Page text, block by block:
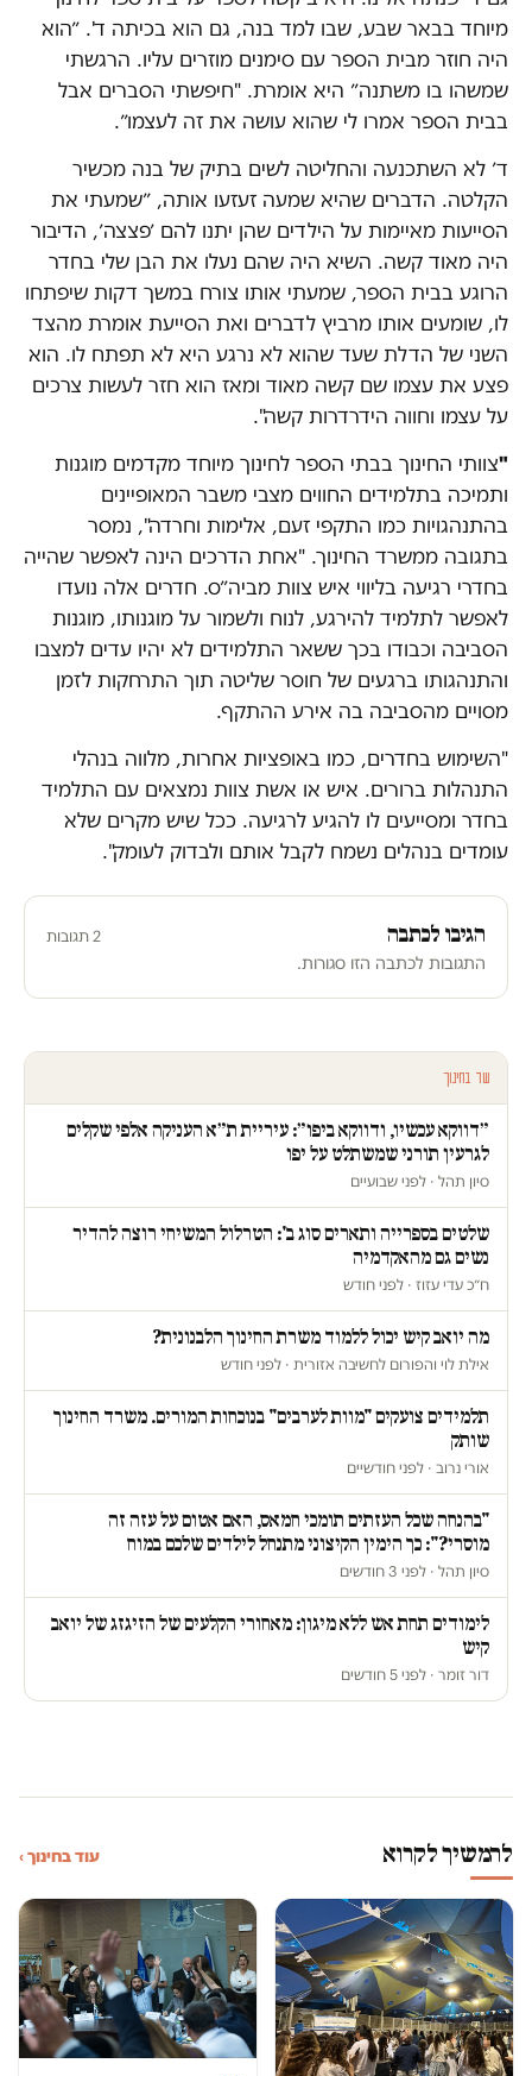
מיוחד בבאר שבע, שבו למד בנה, גם הוא בכיתה ד'. ״הוא
היה חוזר מבית הספר עם סימנים מוזרים עליו. הרגשתי
שמשהו בו משתנה״ היא אומרת. "חיפשתי הסברים אבל
בבית הספר אמרו לי שהוא עושה את זה לעצמו״.
ד׳ לא השתכנעה והחליטה לשים בתיק של בנה מכשיר
הקלטה. הדברים שהיא שמעה זעזעו אותה, ״שמעתי את
הסייעות מאיימות על הילדים שהן יתנו להם ׳פצצה׳, הדיבור
היה מאוד קשה. השיא היה שהם נעלו את הבן שלי בחדר
הרוגע בבית הספר, שמעתי אותו צורח במשך דקות שיפתחו
לו, שומעים אותו מרביץ לדברים ואת הסייעת אומרת מהצד
השני של הדלת שעד שהוא לא נרגע היא לא תפתח לו. הוא
פצע את עצמו שם קשה מאוד ומאז הוא חזר לעשות צרכים
על עצמו וחווה הידרדרות קשה".
"צוותי החינוך בבתי הספר לחינוך מיוחד מקדמים מוגנות
ותמיכה בתלמידים החווים מצבי משבר המאופיינים
בהתנהגויות כמו התקפי זעם, אלימות וחרדה", נמסר
בתגובה ממשרד החינוך. "אחת הדרכים הינה לאפשר שהייה
בחדרי רגיעה בליווי איש צוות מביה״ס. חדרים אלה נועדו
לאפשר לתלמיד להירגע, לנוח ולשמור על מוגנותו, מוגנות
הסביבה וכבודו בכך ששאר התלמידים לא יהיו עדים למצבו
והתנהגותו ברגעים של חוסר שליטה תוך התרחקות לזמן
מסויים מהסביבה בה אירע ההתקף.
"השימוש בחדרים, כמו באופציות אחרות, מלווה בנהלי
התנהלות ברורים. איש או אשת צוות נמצאים עם התלמיד
בחדר ומסייעים לו להגיע לרגיעה. ככל שיש מקרים שלא
עומדים בנהלים נשמח לקבל אותם ולבדוק לעומק".
הגיבו לכתבה 2 תגובות
התגובות לכתבה הזו סגורות.
עוד בחינוך
״דווקא עכשיו, ודווקא ביפו״: עיריית ת״א העניקה אלפי שקלים
לגרעין תורני שמשתלט על יפו
סיון תהל · לפני שבועיים
שלטים בספרייה ותארים סוג ב': הטרלול המשיחי רוצה להדיר
נשים גם מהאקדמיה
ח״כ עדי עזוז · לפני חודש
מה יואב קיש יכול ללמוד משרת החינוך הלבנונית?
אילת לוי והפורום לחשיבה אזורית · לפני חודש
תלמידים צועקים "מוות לערבים" בנוכחות המורים. משרד החינוך
שותק
אורי נרוב · לפני חודשיים
"בהנחה שכל העזתים תומכי חמאס, האם אטום על עזה זה
מוסרי?": כך הימין הקיצוני מתנחל לילדים שלכם במוח
סיון תהל · לפני 3 חודשים
לימודים תחת אש ללא מיגון: מאחורי הקלעים של הזיגזג של יואב
קיש
דור זומר · לפני 5 חודשים
להמשיך לקרוא עוד בחינוך ›